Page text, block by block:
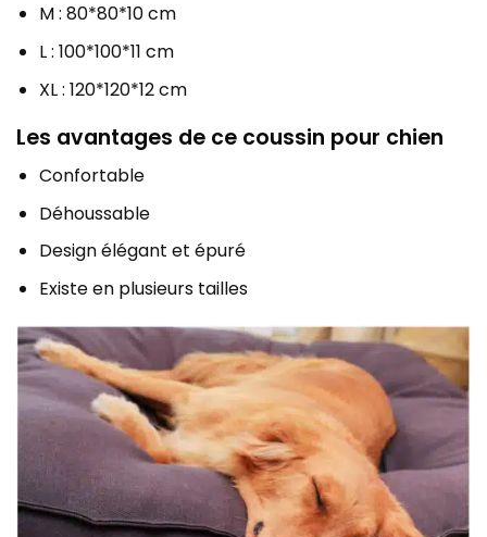
M : 80*80*10 cm
L : 100*100*11 cm
XL : 120*120*12 cm
Les avantages de ce coussin pour chien
Confortable
Déhoussable
Design élégant et épuré
Existe en plusieurs tailles